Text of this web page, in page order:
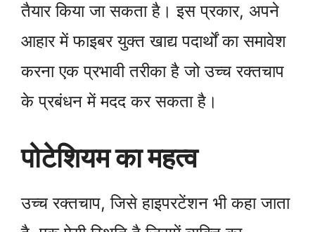
तैयार किया जा सकता है। इस प्रकार, अपने
आहार में फाइबर युक्त खाद्य पदार्थों का समावेश
करना एक प्रभावी तरीका है जो उच्च रक्तचाप
के प्रबंधन में मदद कर सकता है।
पोटेशियम का महत्व
उच्च रक्तचाप, जिसे हाइपरटेंशन भी कहा जाता